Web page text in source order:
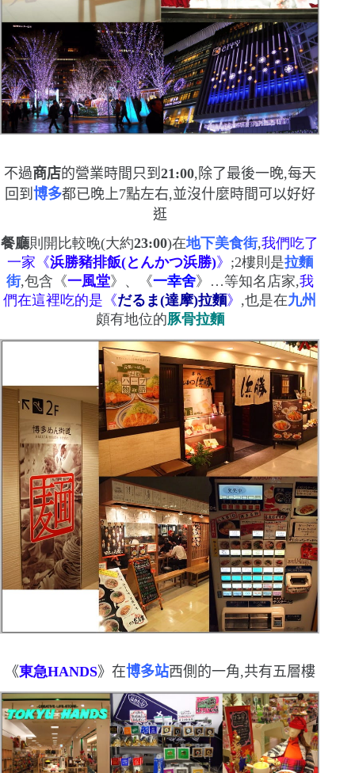
不過商店的營業時間只到 21:00,除了最後一晚,每天
回到 博多都已晚上7點左右,並沒什麼時間可以好好
逛
餐廳則開比較晚(大約23:00)在地下美食街,我們吃了
一家《浜勝豬排飯(とんかつ浜勝)》 ;2樓則是拉麵
街,包含《一風堂》、《一幸舍》 …等知名店家,我
們在這裡吃的是《だるま(達摩)拉麵》 ,也是在九州
頗有地位的豚骨拉麵
《東急HANDS》在博多站西側的一角,共有五層樓